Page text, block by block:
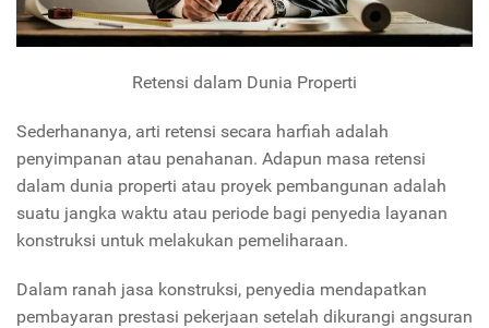
Retensi dalam Dunia Properti
Sederhananya, arti retensi secara harfiah adalah
penyimpanan atau penahanan. Adapun masa retensi
dalam dunia properti atau proyek pembangunan adalah
suatu jangka waktu atau periode bagi penyedia layanan
konstruksi untuk melakukan pemeliharaan.
Dalam ranah jasa konstruksi, penyedia mendapatkan
pembayaran prestasi pekerjaan setelah dikurangi angsuran